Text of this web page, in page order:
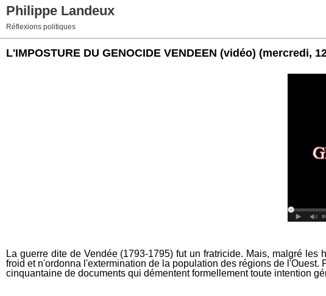
Philippe Landeux
Réflexions politiques
L'IMPOSTURE DU GENOCIDE VENDEEN (vidéo) (mercredi,
La guerre dite de Vendée (1793-1795) fut un fratricide. Mais, malgré
froid et n'ordonna l'extermination de la population des régions de
cinquantaine de documents qui démentent formellement toute intention